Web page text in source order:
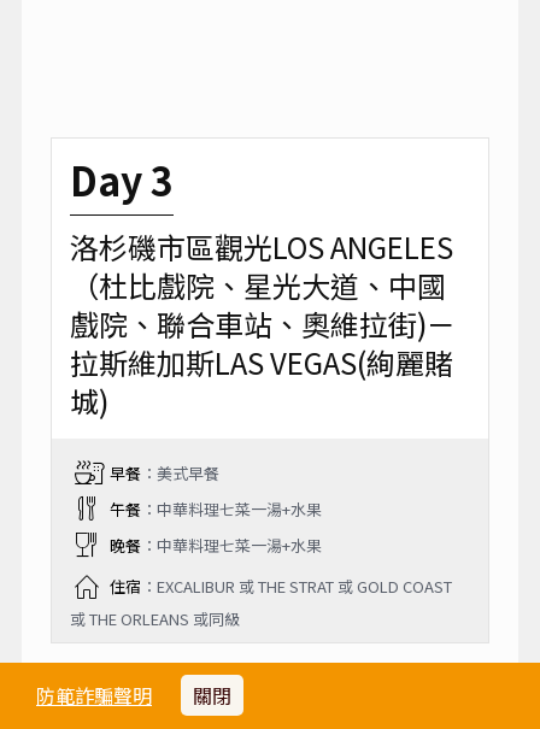
防範詐騙聲明 關閉
Day 3
洛杉磯市區觀光LOS ANGELES
（杜比戲院、星光大道、中國
戲院、聯合車站、奧維拉街)－
拉斯維加斯LAS VEGAS(絢麗賭
城)
早餐：美式早餐
午餐：中華料理七菜一湯+水果
晚餐：中華料理七菜一湯+水果
住宿 ：EXCALIBUR 或 THE STRAT 或 GOLD COAST
或 THE ORLEANS 或同級
美國大城洛杉磯，洛杉磯是美國第二大城，是
一座很具吸引力、媚力的城市，有人說她就像